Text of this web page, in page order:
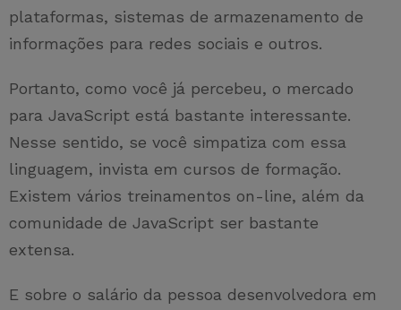
plataformas, sistemas de armazenamento de
informações para redes sociais e outros.
Portanto, como você já percebeu, o mercado
para JavaScript está bastante interessante.
Nesse sentido, se você simpatiza com essa
linguagem, invista em cursos de formação.
Existem vários treinamentos on-line, além da
comunidade de JavaScript ser bastante
extensa.
E sobre o salário da pessoa desenvolvedora em